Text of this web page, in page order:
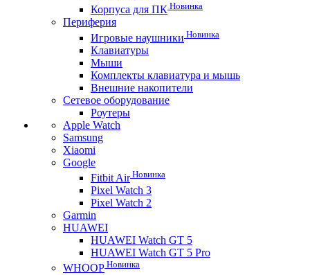
Корпуса для ПК Новинка
Периферия
Игровые наушники Новинка
Клавиатуры
Мыши
Комплекты клавиатура и мышь
Внешние накопители
Сетевое оборудование
Роутеры
Apple Watch
Samsung
Xiaomi
Google
Fitbit AirНовинка
Pixel Watch 3
Pixel Watch 2
Garmin
HUAWEI
HUAWEI Watch GT 5
HUAWEI Watch GT 5 Pro
WHOOP Новинка